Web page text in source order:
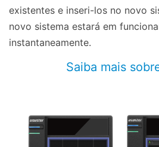
existentes e inseri-los no novo
novo sistema estará em
instantaneamente.
Saiba mais